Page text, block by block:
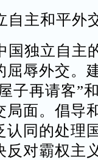
主和平外
独立自主
屈辱外交。
子再请客”
面。倡导
认同的处理
反对霸权主